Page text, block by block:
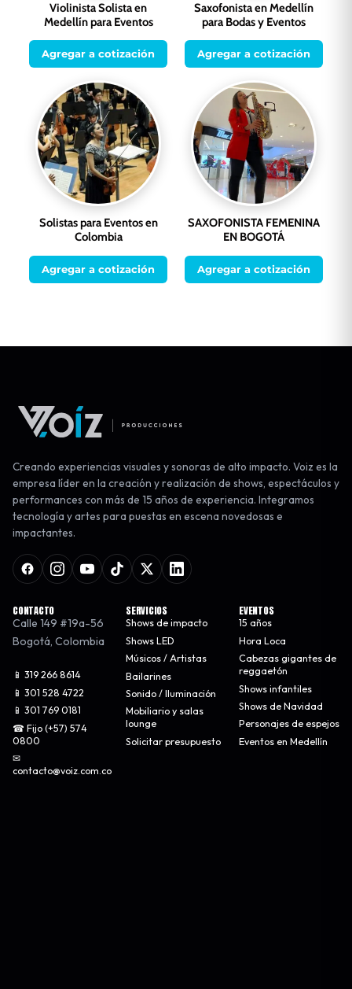
Violinista Solista en
Medellín para Eventos
Agregar a cotización
Saxofonista en Medellín
para Bodas y Eventos
Agregar a cotización
Solistas para Eventos en
Colombia
Agregar a cotización
SAXOFONISTA FEMENINA
EN BOGOTÁ
Agregar a cotización
Creando experiencias visuales y sonoras de alto impacto. Voiz es la
empresa líder en la creación y realización de shows, espectáculos y
performances con más de 15 años de experiencia. Integramos
tecnología y artes para puestas en escena novedosas e
impactantes.
CONTACTO
Calle 149 #19a-56
Bogotá, Colombia
📱 319 266 8614
📱 301 528 4722
📱 301 769 0181
☎ Fijo (+57) 574
0800
✉
contacto@voiz.com.co
SERVICIOS
Shows de impacto
Shows LED
Músicos / Artistas
Bailarines
Sonido / Iluminación
Mobiliario y salas
lounge
Solicitar presupuesto
EVENTOS
15 años
Hora Loca
Cabezas gigantes de
reggaetón
Shows infantiles
Shows de Navidad
Personajes de espejos
Eventos en Medellín